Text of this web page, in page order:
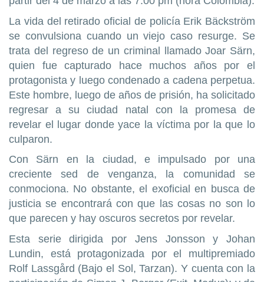
La vida del retirado oficial de policía Erik Bäckström
se convulsiona cuando un viejo caso resurge. Se
trata del regreso de un criminal llamado Joar Särn,
quien fue capturado hace muchos años por el
protagonista y luego condenado a cadena perpetua.
Este hombre, luego de años de prisión, ha solicitado
regresar a su ciudad natal con la promesa de
revelar el lugar donde yace la víctima por la que lo
culparon.
Con Särn en la ciudad, e impulsado por una
creciente sed de venganza, la comunidad se
conmociona. No obstante, el exoficial en busca de
justicia se encontrará con que las cosas no son lo
que parecen y hay oscuros secretos por revelar.
Esta serie dirigida por Jens Jonsson y Johan
Lundin, está protagonizada por el multipremiado
Rolf Lassgård (Bajo el Sol, Tarzan). Y cuenta con la